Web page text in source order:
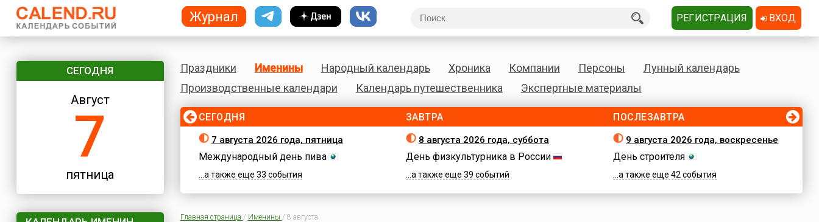
СЕГОДНЯ
Август
7
пятница
Праздники Именины Народный календарь Хроника Компании Персоны
Лунный календарь
Производственные календари
Календарь путешественника Экспертные материалы
СЕГОДНЯ
7 августа 2026 года, пятница
Международный день пива
...а также еще 33 события
ЗАВТРА
8 августа 2026 года, суббота
День физкультурника в России
...а также еще 39 событий
ПОСЛЕЗАВТРА
9 августа 2026 года, воскресенье
День строителя
...а также еще 42 события
Главная страница / Именины / 8 августа
Журнал РЕГИСТРАЦИЯ ВХОД